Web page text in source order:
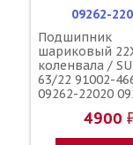
09262-
Подшипник
шариковый
коленвала /
63/22 91002-
09262-22020
93306-37204-
KY4-901
4900